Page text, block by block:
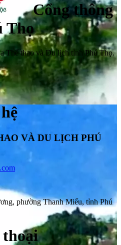
Cổng thông
Thọ
Thể thao và Du lịch tỉnh Phú Thọ.
VÀ DU LỊCH PHÚ
phường Thanh Miếu, tỉnh Phú